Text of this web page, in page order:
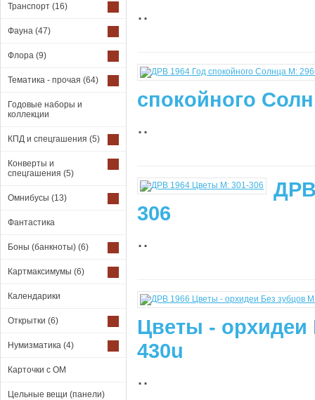
Транспорт (16)
Фауна (47)
Флора (9)
Тематика - прочая (64)
Годовые наборы и
коллекции
КПД и спецгашения (5)
Конверты и
спецгашения (5)
Омнибусы (13)
Фантастика
Боны (банкноты) (6)
Картмаксимумы (6)
Календарики
Открытки (6)
Нумизматика (4)
Карточки с ОМ
Цельные вещи (панели)
..
спокойного
..
306
..
Цветы - орхидеи
430u
..